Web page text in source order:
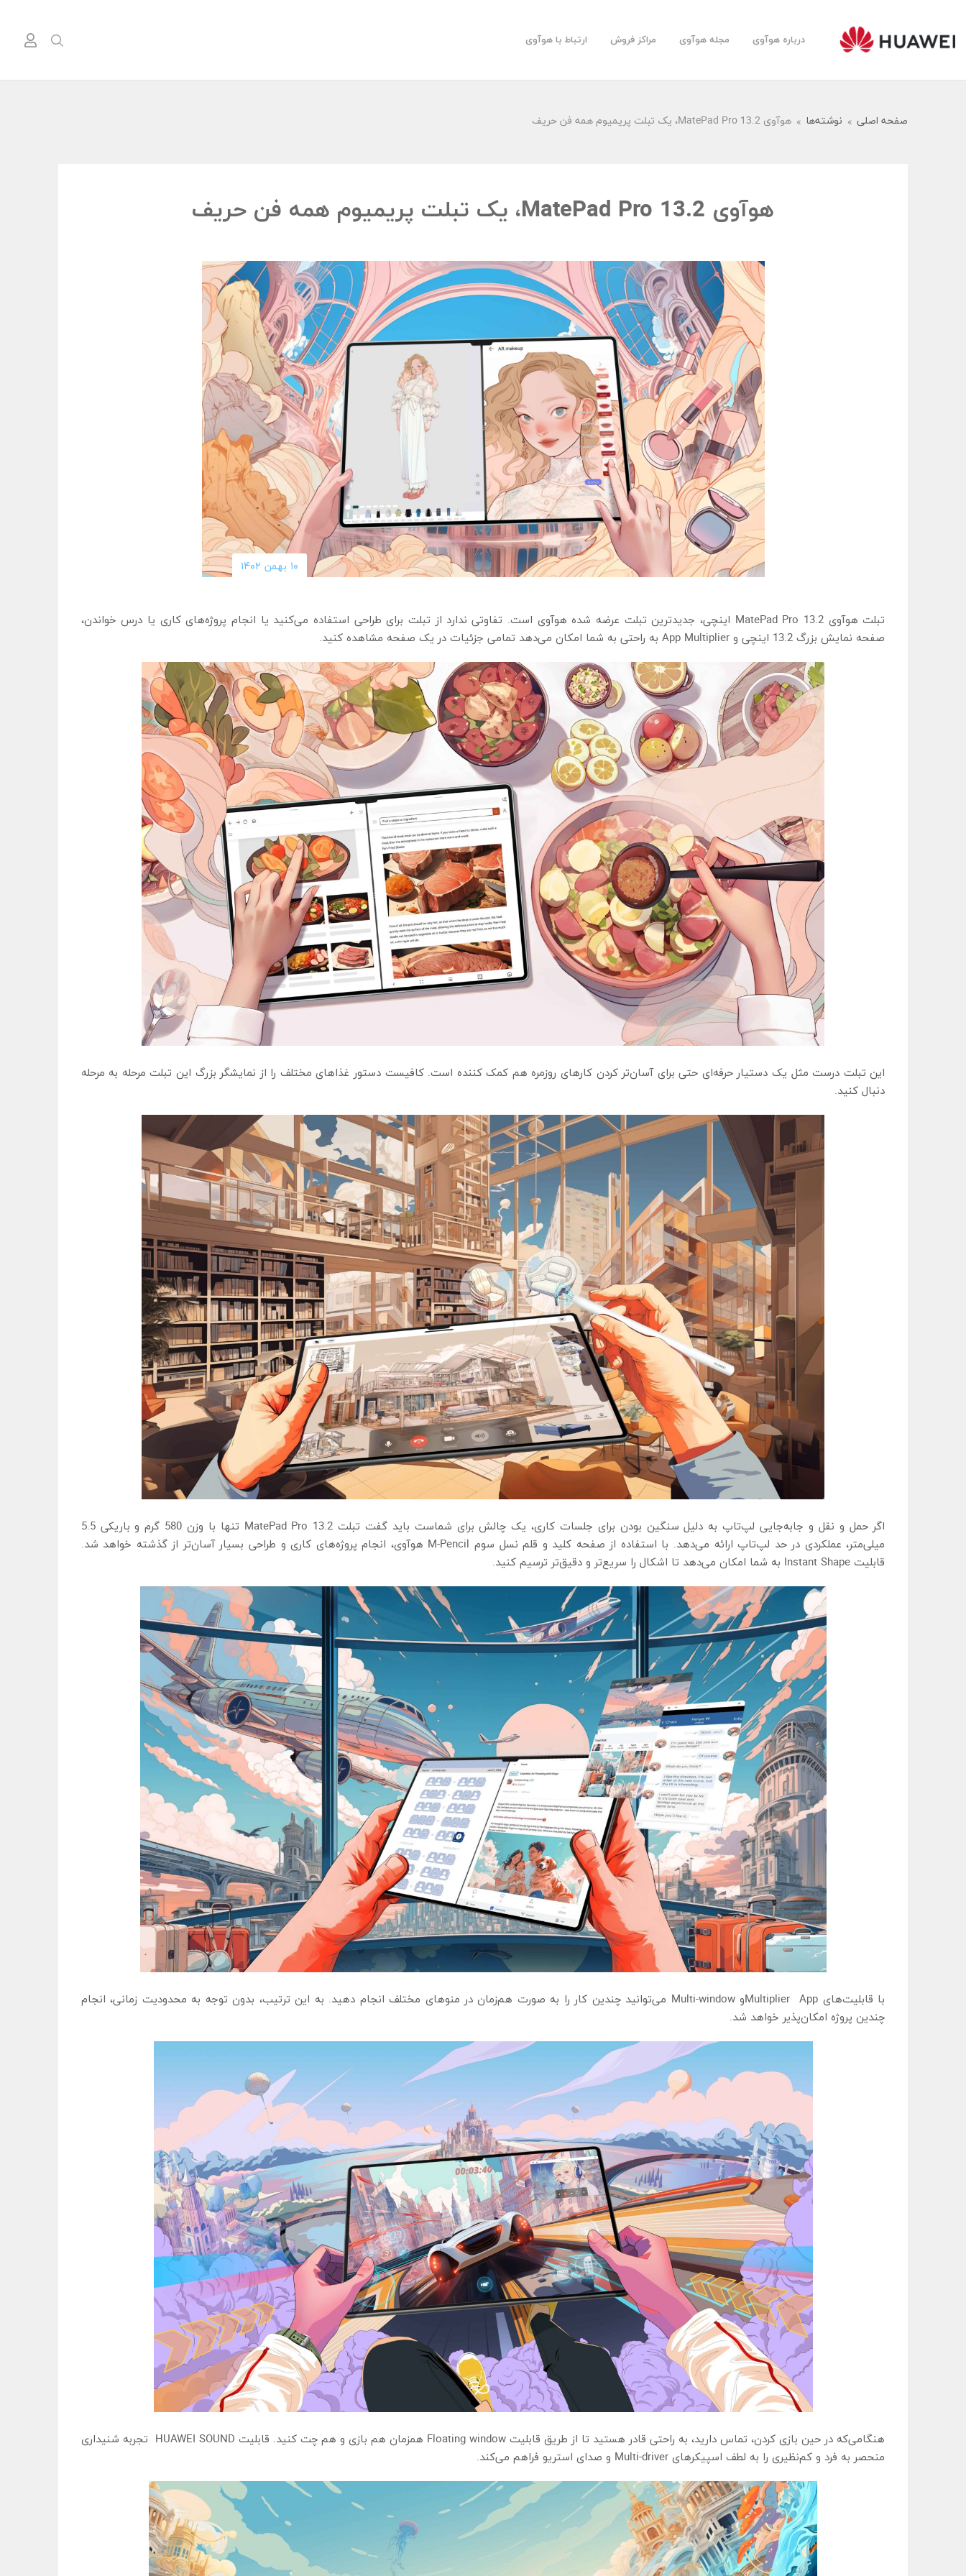
درباره هوآوی مجله هوآوی مراکز فروش ارتباط با هوآوی
صفحه اصلی نوشته‌ها هوآوی MatePad Pro 13.2، یک تبلت پریمیوم همه فن حریف
هوآوی MatePad Pro 13.2، یک تبلت پریمیوم همه فن حریف
۱۰ بهمن ۱۴۰۲
تبلت هوآوی MatePad Pro 13.2 اینچی، جدیدترین تبلت عرضه شده هوآوی است. تفاوتی ندارد از تبلت برای طراحی استفاده می‌کنید یا انجام پروژه‌های کاری یا درس خواندن،
صفحه نمایش بزرگ 13.2 اینچی و App Multiplier به راحتی به شما امکان می‌دهد تمامی جزئیات در یک صفحه مشاهده کنید.
این تبلت درست مثل یک دستیار حرفه‌ای حتی برای آسان‌تر کردن کارهای روزمره هم کمک کننده است. کافیست دستور غذاهای مختلف را از نمایشگر بزرگ این تبلت مرحله به مرحله
دنبال کنید.
اگر حمل و نقل و جابه‌جایی لپ‌تاپ به دلیل سنگین بودن برای جلسات کاری، یک چالش برای شماست باید گفت تبلت MatePad Pro 13.2 تنها با وزن 580 گرم و باریکی 5.5
میلی‌متر، عملکردی در حد لپ‌تاپ ارائه می‌دهد. با استفاده از صفحه کلید و قلم نسل سوم M-Pencil هوآوی، انجام پروژه‌های کاری و طراحی بسیار آسان‌تر از گذشته خواهد شد.
قابلیت Instant Shape به شما امکان می‌دهد تا اشکال را سریع‌تر و دقیق‌تر ترسیم کنید.
با قابلیت‌های Multiplier Appو Multi-window می‌توانید چندین کار را به صورت هم‌زمان در منوهای مختلف انجام دهید. به این ترتیب، بدون توجه به محدودیت زمانی، انجام
چندین پروژه امکان‌پذیر خواهد شد.
هنگامی‌که در حین بازی کردن، تماس دارید، به راحتی قادر هستید تا از طریق قابلیت Floating window همزمان هم بازی و هم چت کنید. قابلیت HUAWEI SOUND تجربه شنیداری
منحصر به فرد و کم‌نظیری را به لطف اسپیکرهای Multi-driver و صدای استریو فراهم می‌کند.